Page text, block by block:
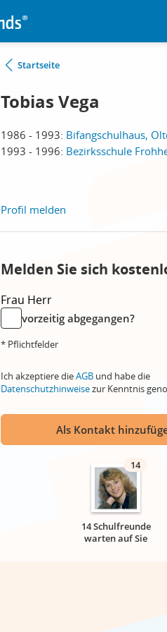
Startseite
Tobias Vega
1986 - 1993: Bifangschulhaus,
1993 - 1996: Bezirksschule
Profil melden
Melden Sie sich
Frau Herr
vorzeitig abgegangen?
* Pflichtfelder
Ich akzeptiere dieAGB und habe die
Datenschutzhinweisezur Kenntnis
Als Kontakt
14
14 Schulfreunde
warten auf Sie